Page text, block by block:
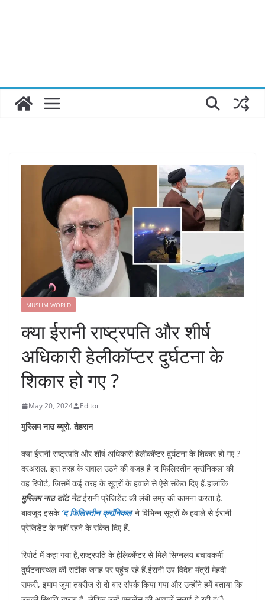
MUSLIM WORLD
क्या ईरानी राष्ट्रपति और शीर्ष
अधिकारी हेलीकॉप्टर दुर्घटना के
शिकार हो गए ?
May 20, 2024 Editor
मुस्लिम नाउ ब्यूरो, तेहरान
क्या ईरानी राष्ट्रपति और शीर्ष अधिकारी हेलीकॉप्टर दुर्घटना के शिकार हो गए ?
दरअसल, इस तरह के सवाल उठने की वजह है ‘द फिलिस्तीन क्राॅनिकल’ की
वह रिपोर्ट, जिसमें कई तरह के सूत्रों के हवाले से ऐसे संकेत दिए हैं.हालांकि
मुस्लिम नाउ डाॅट नेटईरानी प्रेजिडेंट की लंबी उम्र की कामना करता है.
बावजूद इसके‘द फिलिस्तीन क्राॅनिकल’ ने विभिन्न सूत्रों के हवाले से ईरानी
प्रेजिडेंट के नहीं रहने के संकेत दिए हैं.
रिपोर्ट में कहा गया है,राष्ट्रपति के हेलिकॉप्टर से मिले सिग्नलय बचावकर्मी
दुर्घटनास्थल की सटीक जगह पर पहुंच रहे हैं.ईरानी उप विदेश मंत्री मेहदी
सफरी, इमाम जुमा तबरीज से दो बार संपर्क किया गया और उन्होंने हमें बताया कि